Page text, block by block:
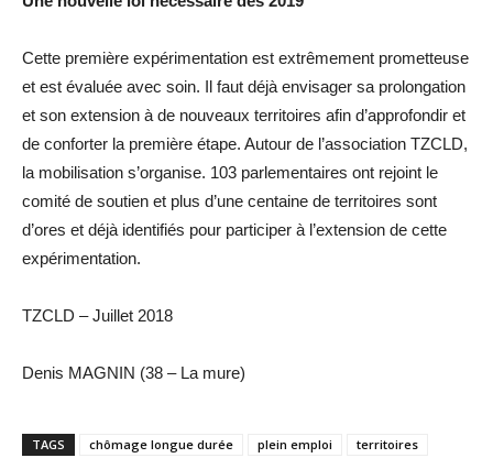
Cette première expérimentation est extrêmement prometteuse
et est évaluée avec soin. Il faut déjà envisager sa prolongation
et son extension à de nouveaux territoires afin d’approfondir et
de conforter la première étape. Autour de l’association TZCLD,
la mobilisation s’organise. 103 parlementaires ont rejoint le
comité de soutien et plus d’une centaine de territoires sont
d’ores et déjà identifiés pour participer à l’extension de cette
expérimentation.
TZCLD – Juillet 2018
Denis MAGNIN (38 – La mure)
TAGS chômage longue durée plein emploi
territoires